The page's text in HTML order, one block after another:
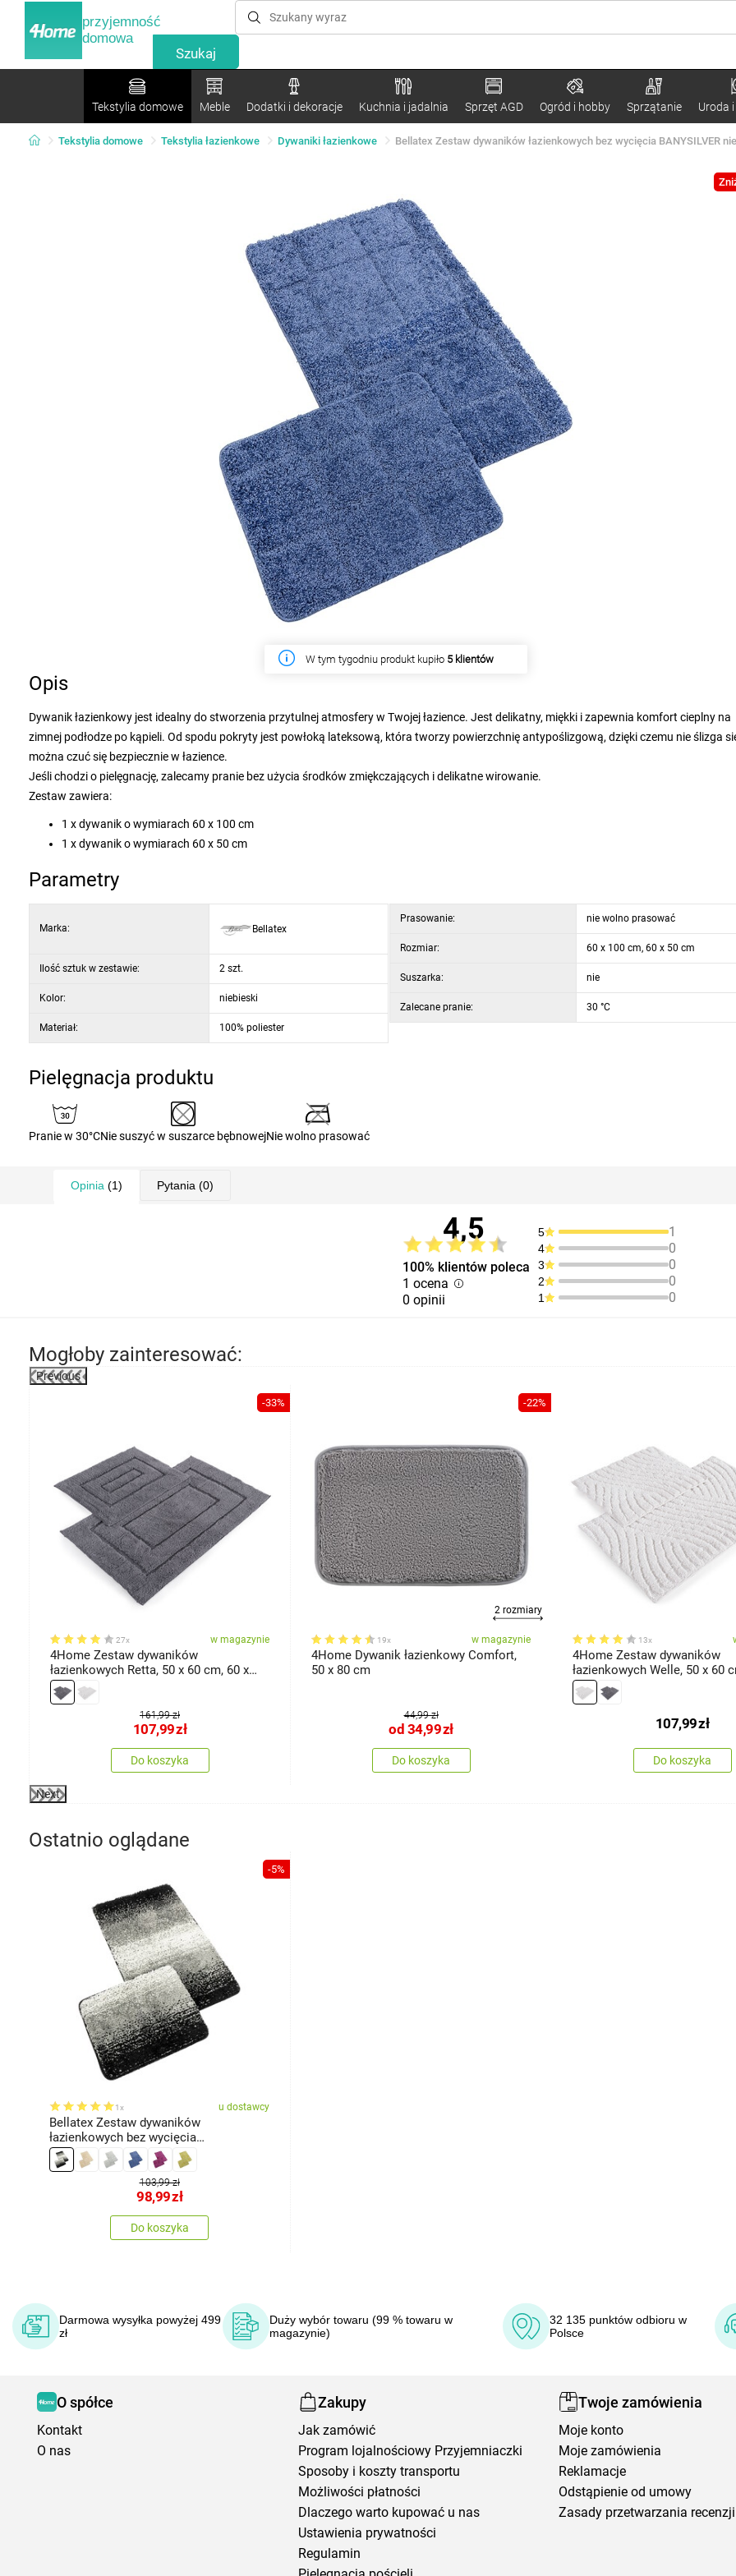
przyjemność
domowa
Tekstylia domowe Meble Dodatki i dekoracje Kuchnia i jadalnia Sprzęt AGD Ogród i hobby Sprzątanie Uroda
Tekstylia domowe Tekstylia łazienkowe Dywaniki łazienkowe Bellatex Zestaw dywaników łazienkowych bez wycięcia BANYSILVER
W tym tygodniu produkt kupiło 5 klientów
Opis
Dywanik łazienkowy jest idealny do stworzenia przytulnej atmosfery w Twojej łazience. Jest delikatny, miękki i zapewnia komfort cieplny na
zimnej podłodze po kąpieli. Od spodu pokryty jest powłoką lateksową, która tworzy powierzchnię antypoślizgową, dzięki czemu nie ślizga
można czuć się bezpiecznie w łazience.
Jeśli chodzi o pielęgnację, zalecamy pranie bez użycia środków zmiękczających i delikatne wirowanie.
Zestaw zawiera:
1 x dywanik o wymiarach 60 x 100 cm
1 x dywanik o wymiarach 60 x 50 cm
Parametry
Marka: Bellatex
Ilość sztuk w zestawie: 2 szt.
Kolor: niebieski
Materiał: 100% poliester
Prasowanie: nie wolno prasować
Rozmiar: 60 x 100 cm, 60 x 50 cm
Suszarka: nie
Zalecane pranie: 30 °C
Pielęgnacja produktu
Pranie w 30°CNie suszyć w suszarce bębnowejNie wolno prasować
Opinia (1) Pytania (0)
4,5
100% klientów poleca
1 ocena
0 opinii
5 1
4 0
3 0
2 0
1 0
Mogłoby zainteresować:
Previous
-33%
27x w magazynie
4Home Zestaw dywaników
łazienkowych Retta, 50 x 60 cm, 60 x
100 cm
161,99 zł
107,99zł
Do koszyka
-22%
2 rozmiary
19x w magazynie
4Home Dywanik łazienkowy Comfort,
50 x 80 cm
44,99 zł
od 34,99zł
Do koszyka
13x
4Home Zestaw dywaników
łazienkowych Welle, 50 x 60
100 cm
107,99zł
Do koszyka
Next
Ostatnio oglądane
-5%
1x u dostawcy
Bellatex Zestaw dywaników
łazienkowych bez wycięcia
BANYSILVER czarny, 60 x 100, 60 x 50
cm
103,99 zł
98,99zł
Do koszyka
Darmowa wysyłka powyżej 499
zł
Duży wybór towaru (99 % towaru w
magazynie)
32 135 punktów odbioru w
Polsce
O spółce
Kontakt
O nas
Zakupy
Jak zamówić
Program lojalnościowy Przyjemniaczki
Sposoby i koszty transportu
Możliwości płatności
Dlaczego warto kupować u nas
Ustawienia prywatności
Regulamin
Twoje zamówienia
Moje konto
Moje zamówienia
Reklamacje
Odstąpienie od umowy
Zasady przetwarzania recenzji